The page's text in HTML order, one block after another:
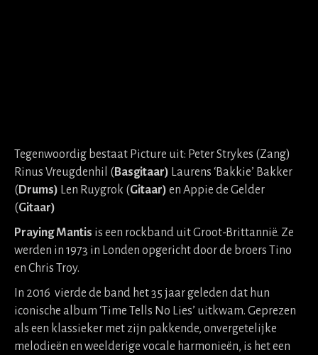
Tegenwoordig bestaat Picture uit: Peter Strykes (Zang)
Rinus Vreugdenhil ( Basgitaar) Laurens ‘Bakkie’ Bakker
( Drums) Len Ruygrok (Gitaar) en Appie de Gelder
(Gitaar)
Praying Mantis is een rockband uit Groot-Brittannië. Ze
werden in 1973 in Londen opgericht door de broers Tino
en Chris Troy.
In 2016 vierde de band het 35 jaar geleden dat hun
iconische album ‘Time Tells No Lies’ uitkwam. Geprezen
als een klassieker met zijn pakkende, onvergetelijke
melodieën en weelderige vocale harmonieën, is het een